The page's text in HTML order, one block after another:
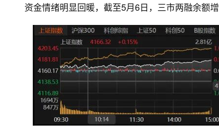
资金情绪明显回暖，截至5月6日，三市两融余额